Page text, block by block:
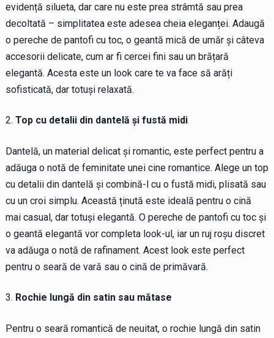
evidență silueta, dar care nu este prea strâmtă sau prea
decoltată – simplitatea este adesea cheia eleganței. Adaugă
o pereche de pantofi cu toc, o geantă mică de umăr și câteva
accesorii delicate, cum ar fi cercei fini sau un brățară
elegantă. Acesta este un look care te va face să arăți
sofisticată, dar totuși relaxată.
Top cu detalii din dantelă și fustă midi
Dantelă, un material delicat și romantic, este perfect pentru a
adăuga o notă de feminitate unei cine romantice. Alege un top
cu detalii din dantelă și combină-l cu o fustă midi, plisată sau
cu un croi simplu. Această ținută este ideală pentru o cină
mai casual, dar totuși elegantă. O pereche de pantofi cu toc și
o geantă elegantă vor completa look-ul, iar un ruj roșu discret
va adăuga o notă de rafinament. Acest look este perfect
pentru o seară de vară sau o cină de primăvară.
Rochie lungă din satin sau mătase
Pentru o seară romantică de neuitat, o rochie lungă din satin